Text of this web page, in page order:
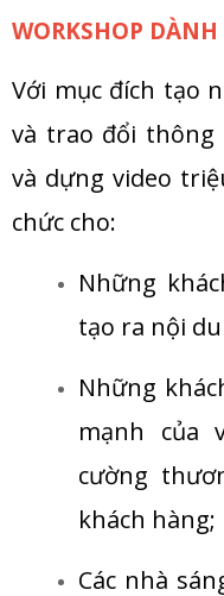
WORKSHOP DÀNH
Với mục đích tạo
và trao đổi thông
và dựng video
chức cho:
Những
tạo ra nội
Những
mạnh của
cường
khách hàng;
Các nhà